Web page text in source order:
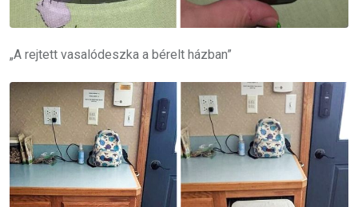
„A rejtett vasalódeszka a bérelt házban”